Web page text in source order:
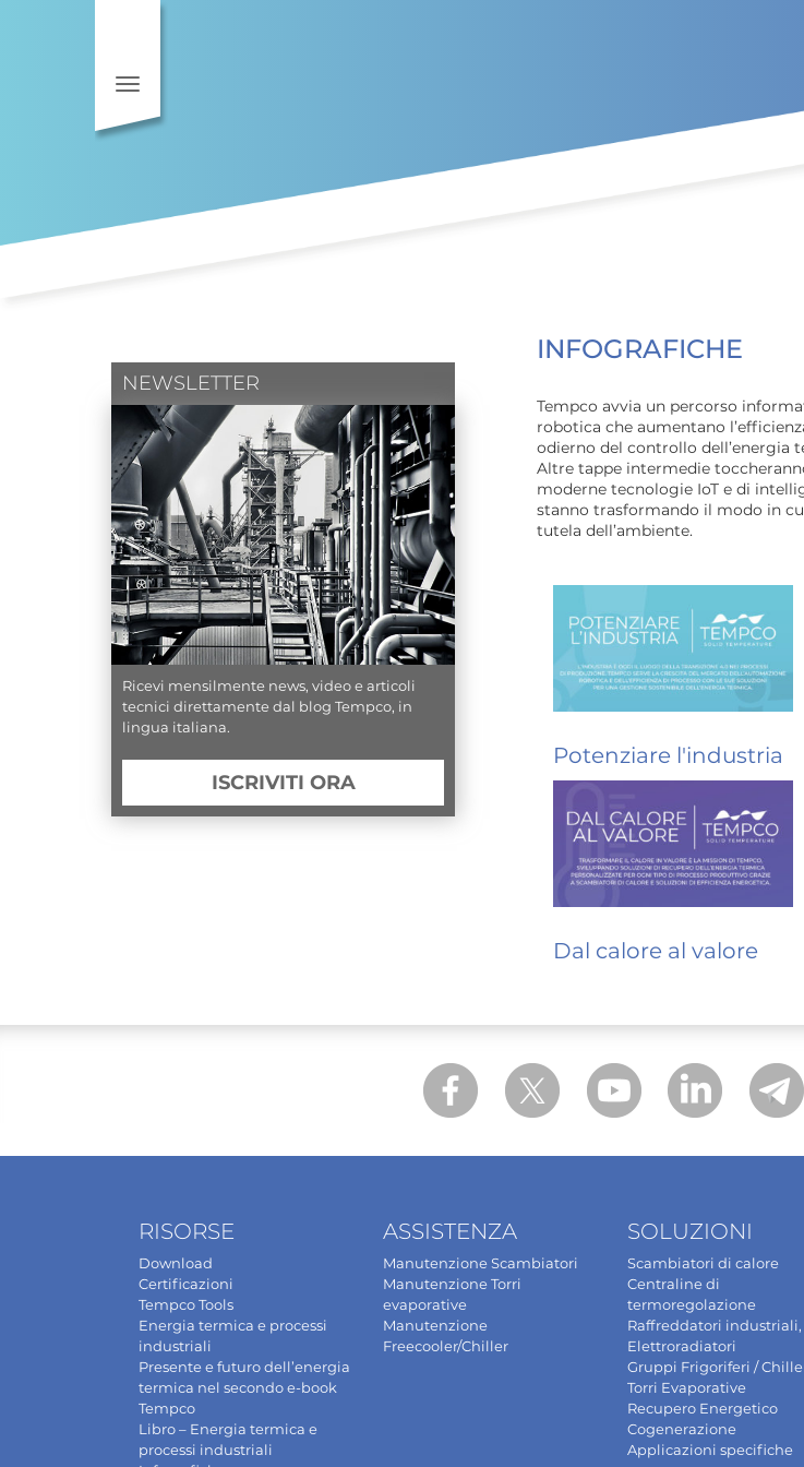
Toggle navigation
INFOGRAFICHE
Tempco avvia un percorso
robotica che aumentano
odierno del controllo dell’energia
Altre tappe intermedie
moderne tecnologie IoT e di
stanno trasformando il modo in
tutela dell’ambiente.
Potenziare l'industria
Dal calore al valore
NEWSLETTER
Ricevi mensilmente news, video e articoli
tecnici direttamente dal blog Tempco, in
lingua italiana.
ISCRIVITI ORA
RISORSE
Download
Certificazioni
Tempco Tools
Energia termica e processi
industriali
Presente e futuro dell’energia
termica nel secondo e-book
Tempco
Libro – Energia termica e
processi industriali
ASSISTENZA
Manutenzione Scambiatori
Manutenzione Torri
evaporative
Manutenzione
Freecooler/Chiller
SOLUZIONI
Scambiatori di calore
Centraline di
termoregolazione
Raffreddatori industriali,
Elettroradiatori
Gruppi Frigoriferi /
Torri Evaporative
Recupero Energetico
Cogenerazione
Applicazioni specifiche